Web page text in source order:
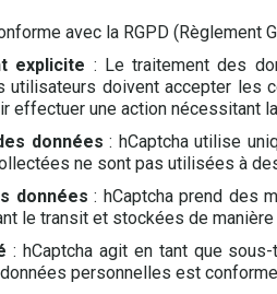
avec la RGPD (Règlement
explicite : Le traitement des
utilisateurs doivent accepter les
effectuer une action nécessitant
données : hCaptcha utilise
ne sont pas utilisées à
données : hCaptcha prend des
le transit et stockées de
: hCaptcha agit en tant que
personnelles est